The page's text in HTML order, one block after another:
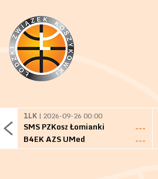
1LK | 2026-09-26 00:00
SMS PZKosz Łomianki
---
B4EK AZS UMed
---